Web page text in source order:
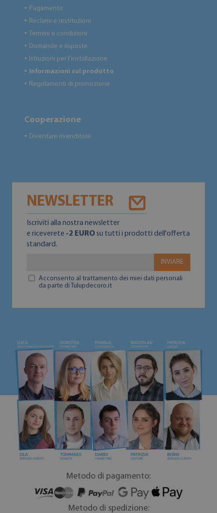
● Pagamento
● Reclami e restituzioni
● Termini e condizioni
● Domande e risposte
● Istruzioni per l'installazione
● Informazioni sul prodotto
● Regolamenti di promozione
Cooperazione
● Diventare rivenditore
NEWSLETTER
Iscriviti alla nostra newsletter
e riceverete -2 EUROsu tutti i prodotti dell'offerta
standard.
INVIARE
Acconsento al trattamento dei miei dati personali
da parte di Tulupdecoro.it
Metodo di pagamento:
Metodo di spedizione: